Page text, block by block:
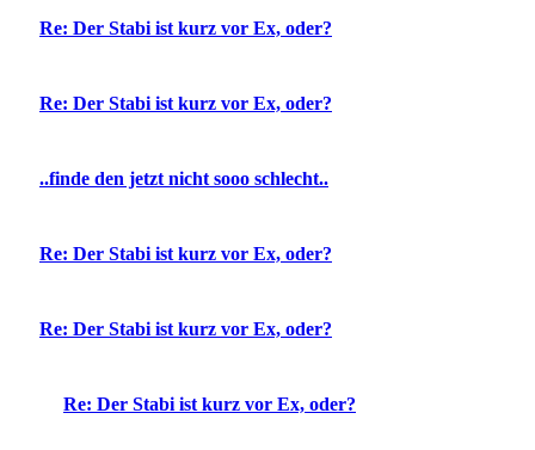
Re: Der Stabi ist kurz vor Ex, oder?
Re: Der Stabi ist kurz vor Ex, oder?
..finde den jetzt nicht sooo schlecht..
Re: Der Stabi ist kurz vor Ex, oder?
Re: Der Stabi ist kurz vor Ex, oder?
Re: Der Stabi ist kurz vor Ex, oder?